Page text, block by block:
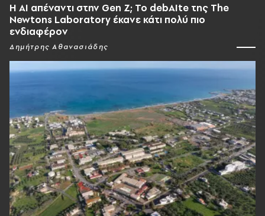
Η AI απέναντι στην Gen Z; Το debAIte της The
Newtons Laboratory έκανε κάτι πολύ πιο
ενδιαφέρον
Δημήτρης Αθανασιάδης